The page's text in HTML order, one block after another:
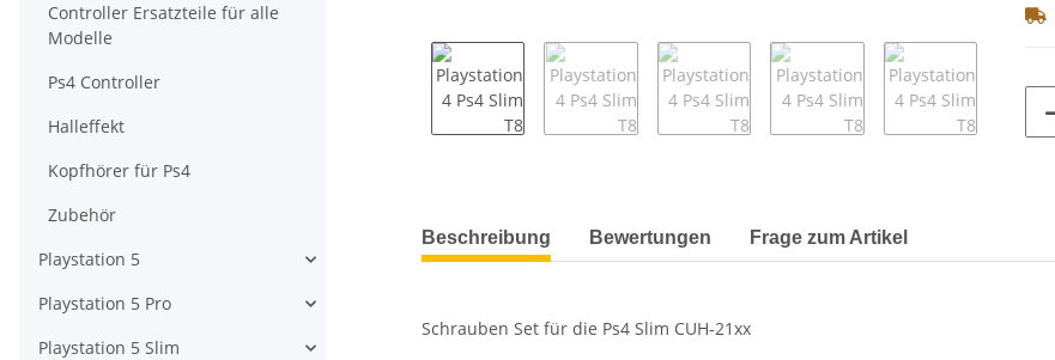
weitere Registerkarten anzeigen
Beschreibung Bewertungen Frage zum Artikel
Schrauben Set für die Ps4 Slim CUH-21xx
Controller Ersatzteile für alle
Modelle
Ps4 Controller
Halleffekt
Kopfhörer für Ps4
Zubehör
Playstation 5
Playstation 5 Pro
Playstation 5 Slim